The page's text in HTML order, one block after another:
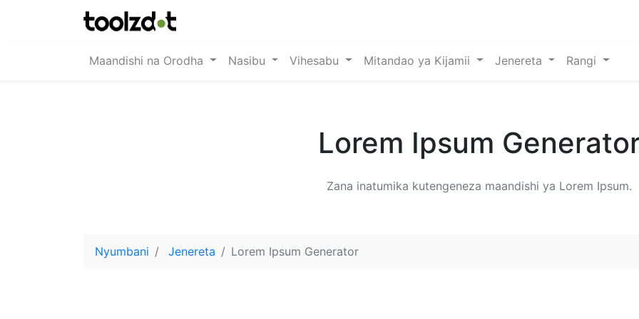
Maandishi na Orodha Nasibu Vihesabu Mitandao ya Kijamii Jenereta Rangi
Lorem Ipsum
Zana inatumika kutengeneza maandishi ya Lorem Ipsum.
Nyumbani Jenereta Lorem Ipsum Generator